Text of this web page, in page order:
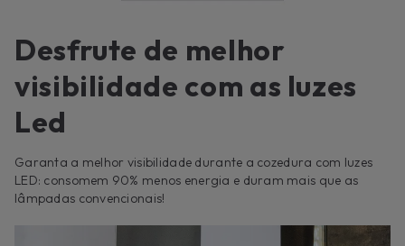
Desfrute de melhor
visibilidade com as luzes
Led
Garanta a melhor visibilidade durante a cozedura com luzes
LED: consomem 90% menos energia e duram mais que as
lâmpadas convencionais!